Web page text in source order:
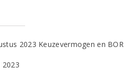
2023 Keuzevermogen en BOR
2023